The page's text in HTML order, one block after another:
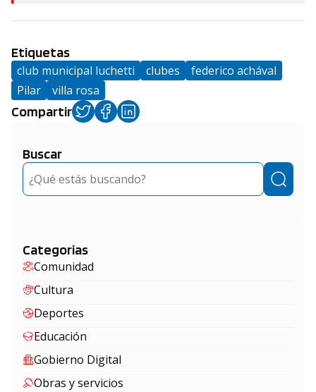
Etiquetas
club municipal luchetti clubes
federico achával
Pilar
villa rosa
Compartir
Buscar
Buscar
Categorias
Comunidad
Cultura
Deportes
Educación
Gobierno Digital
Obras y servicios